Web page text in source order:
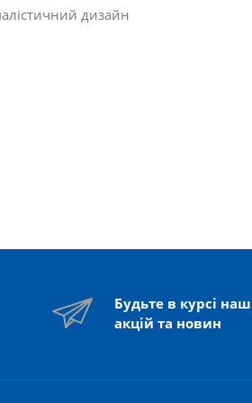
дизайн
Будьте в курсі
акцій та новин